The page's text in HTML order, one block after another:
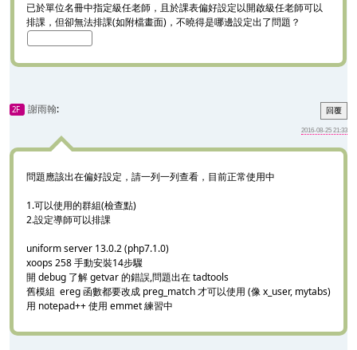
已於單位名冊中指定級任老師，且於課表偏好設定以開啟級任老師可以
排課，但卻無法排課(如附檔畫面)，不曉得是哪邊設定出了問題？
回覆
2F 謝雨翰:
2016-08-25 21:33
問題應該出在偏好設定，請一列一列查看，目前正常使用中
1.可以使用的群組(檢查點)
2.設定導師可以排課
uniform server 13.0.2 (php7.1.0)
xoops 258 手動安裝14步驟
開 debug 了解 getvar 的錯誤,問題出在 tadtools
舊模組 ereg 函數都要改成 preg_match 才可以使用 (像 x_user, mytabs)
用 notepad++ 使用 emmet 練習中